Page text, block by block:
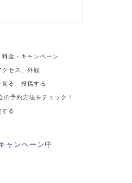
金・キャンペーン
セス、外観
る、投稿する
予約方法をチェック！
る
ャンペーン中